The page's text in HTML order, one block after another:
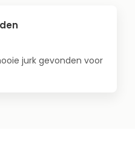
jurk gevonden voor